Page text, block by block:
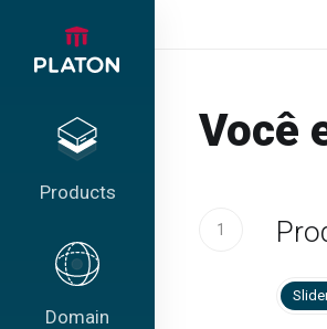
Products
Domain
Você
1